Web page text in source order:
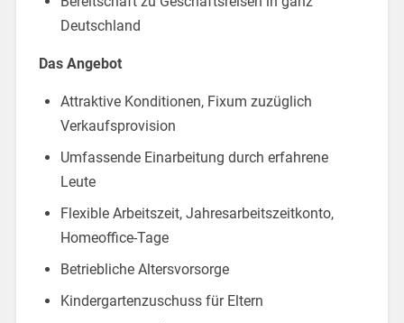
Deutschland
Das Angebot
Attraktive Konditionen, Fixum zuzüglich
Verkaufsprovision
Umfassende Einarbeitung durch erfahrene
Leute
Flexible Arbeitszeit, Jahresarbeitszeitkonto,
Homeoffice-Tage
Betriebliche Altersvorsorge
Kindergartenzuschuss für Eltern